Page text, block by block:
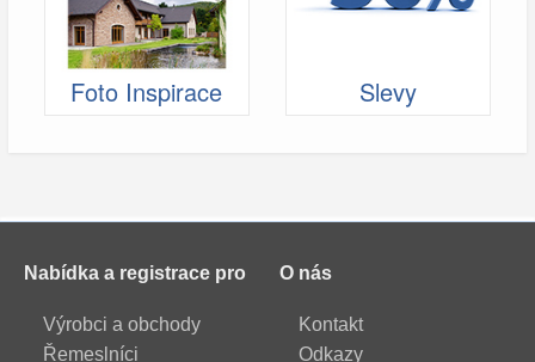
Foto Inspirace Slevy
Nabídka a registrace pro
Výrobci a obchody
Řemeslníci
O nás
Kontakt
Odkazy